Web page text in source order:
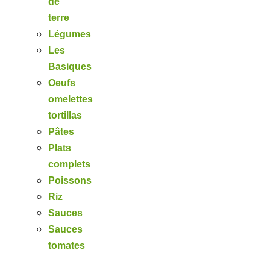
terre
Légumes
Les
Basiques
Oeufs
omelettes
tortillas
Pâtes
Plats
complets
Poissons
Riz
Sauces
Sauces
tomates